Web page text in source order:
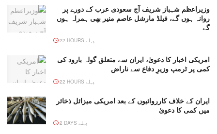
وزیراعظم شہباز شریف آج سعودی عرب کے دورے پر
روانہ ہوں گے، فیلڈ مارشل عاصم منیر بھی ہمراہ ہوں
گے
22 HOURS پہلے
امریکی اخبار کا دعویٰ، ایران سے متعلق گولہ بارود کی
کمی پر ٹرمپ وزیرِ دفاع سے ناراض
22 HOURS پہلے
ایران کے خلاف کارروائیوں کے بعد امریکی میزائل ذخائر
میں کمی کا دعویٰ
2 DAYS پہلے